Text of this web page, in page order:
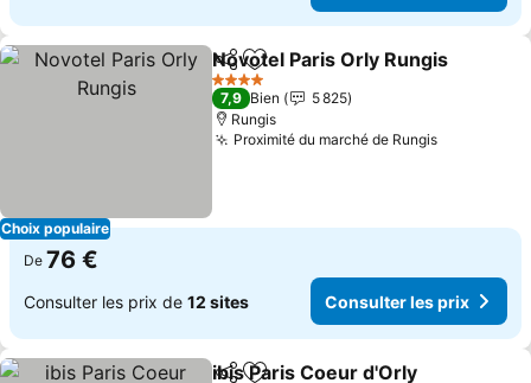
Choix populaire
PartagerAjouter à mes favoris
Novotel Paris Orly Rungis
4 Étoiles
7,9 Bien
5 825
Rungis
Proximité du marché de Rungis
De 76 €
Consulter les prix de 12 sites Consulter les prix
ibis Paris Coeur d'Orly